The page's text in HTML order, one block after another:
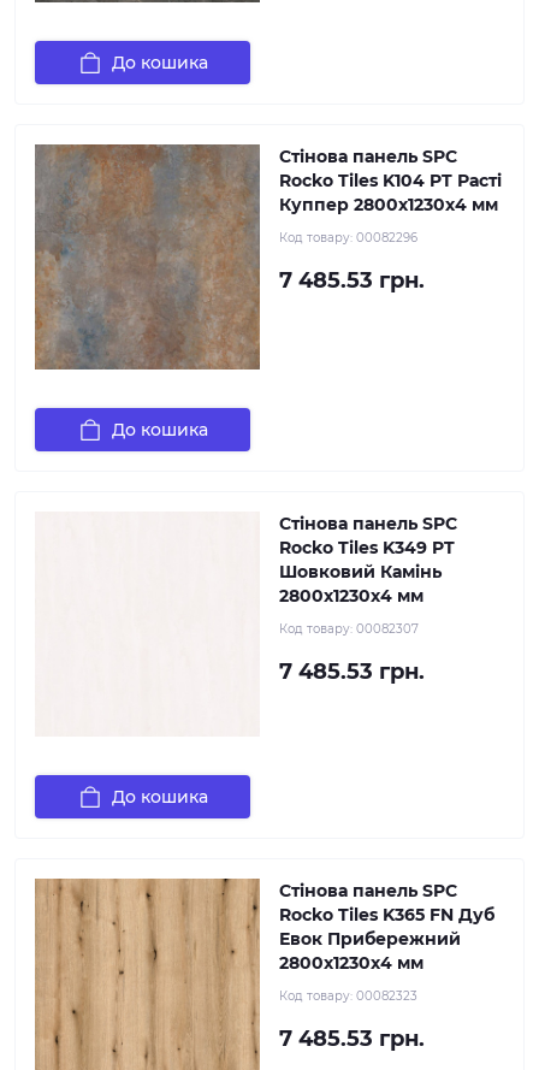
До кошика
Стінова панель SPC
Rocko Tiles K104 PT Расті
Куппер 2800х1230х4 мм
Код товару: 00082296
7 485.53 грн.
До кошика
Стінова панель SPC
Rocko Tiles K349 PT
Шовковий Камінь
2800х1230х4 мм
Код товару: 00082307
7 485.53 грн.
До кошика
Стінова панель SPC
Rocko Tiles K365 FN Дуб
Евок Прибережний
2800х1230х4 мм
Код товару: 00082323
7 485.53 грн.